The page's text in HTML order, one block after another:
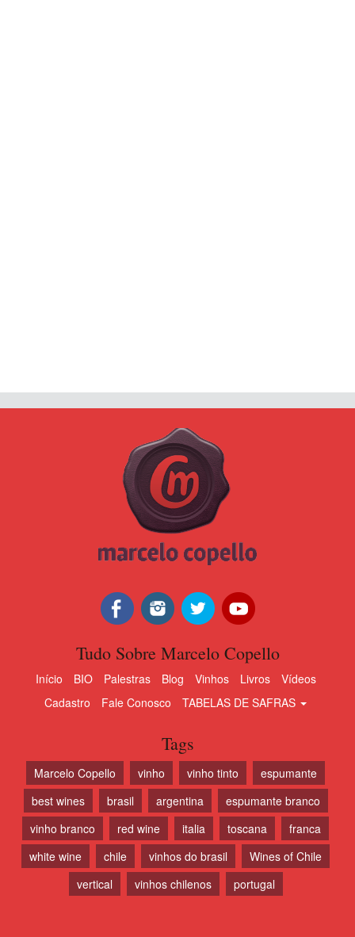
Tudo Sobre Marcelo Copello
Início BIO Palestras Blog Vinhos Livros
Vídeos
Cadastro
Fale Conosco TABELAS DE SAFRAS
Tags
Marcelo Copello vinho vinho tinto
espumante
best wines
brasil argentina
espumante branco
vinho branco
red wine italia toscana
franca
white wine
chile vinhos do brasil
Wines of Chile
vertical
vinhos chilenos portugal